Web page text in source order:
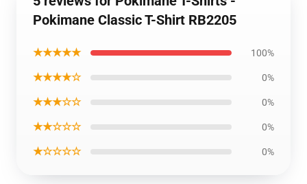
Pokimane Classic T-Shirt RB2205
★★★★★ 100%
★★★★☆ 0%
★★★☆☆ 0%
★★☆☆☆ 0%
★☆☆☆☆ 0%